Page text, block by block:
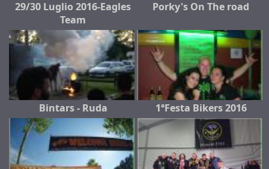
29/30 Luglio 2016-Eagles
Team
Porky's On The road
Bintars - Ruda 1ªFesta Bikers 2016